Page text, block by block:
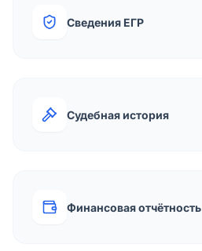
Сведения ЕГР
Судебная история
Финансовая отчётность